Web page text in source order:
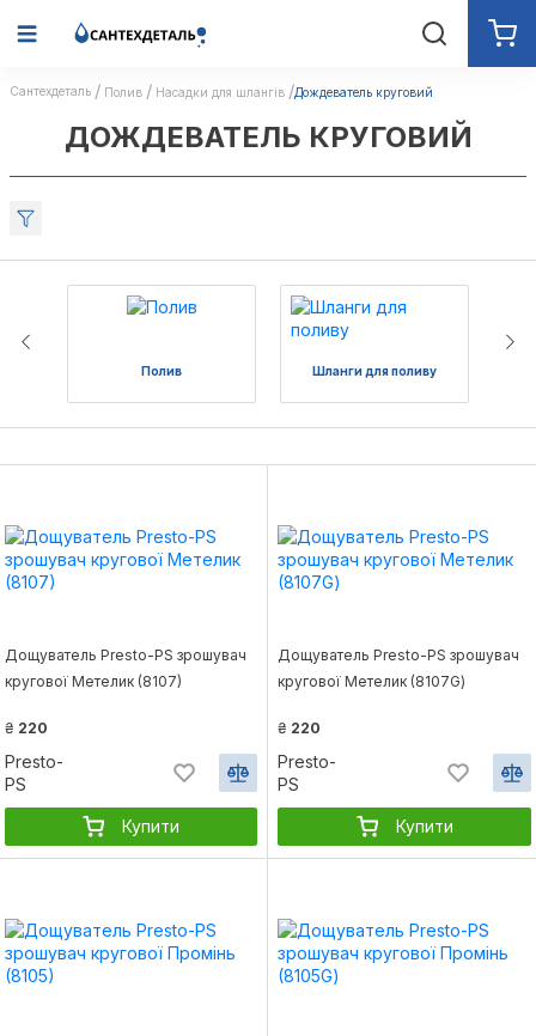
Сантехдеталь Полив Насадки для шлангів Дождеватель круговий
ДОЖДЕВАТЕЛЬ КРУГОВИЙ
Полив Шланги для поливу
Дощуватель Presto-PS зрошувач
кругової Метелик (8107)
₴ 220
Presto-
PS
Купити
Дощуватель Presto-PS зрошувач
кругової Метелик (8107G)
₴ 220
Presto-
PS
Купити